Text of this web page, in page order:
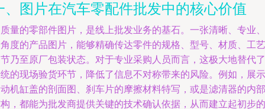
、图片在汽车零配件批发中的核心价值
量的零部件图片，是线上批发业务的基石。一张清晰、专业、
度的产品图片，能够精确传达零件的规格、型号、材质、工艺
乃至原厂包装状态。对于专业采购人员而言，这极大地替代了
的现场验货环节，降低了信息不对称带来的风险。例如，展示
机缸盖的剖面图、刹车片的摩擦材料特写，或是滤清器的内部
，都能为批发商提供关键的技术确认依据，从而建立起初步的